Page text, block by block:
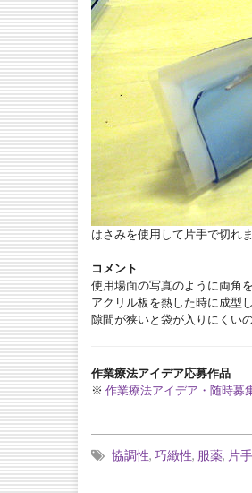
はさみを使用して片手で切れ
コメント
使用場面の写真のように両角
アクリル板を熱した時に成型
隙間が狭いと袋が入りにくい
作業療法アイデア応募作品
※ 作業療法アイデア・随時募
協調性, 巧緻性, 服薬, 片